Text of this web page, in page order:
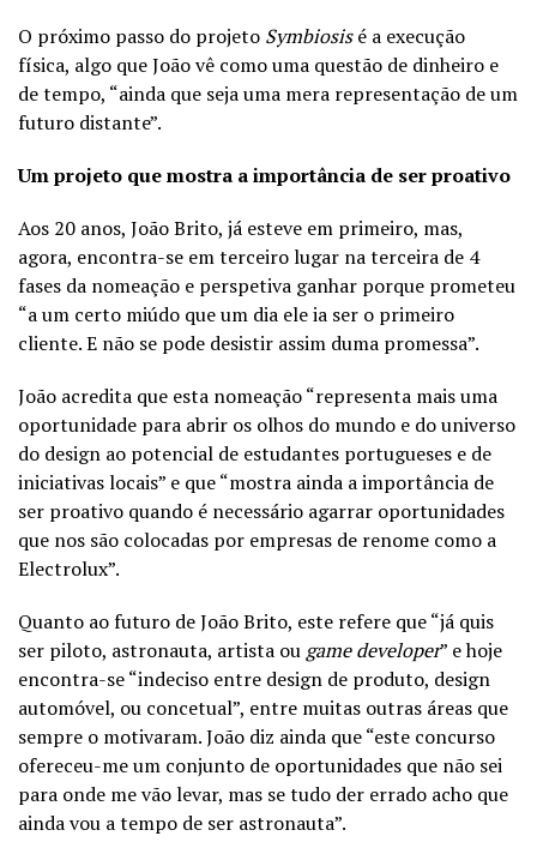
O próximo passo do projeto Symbiosisé a execução
física, algo que João vê como uma questão de dinheiro e
de tempo, “ainda que seja uma mera representação de um
futuro distante”.
Um projeto que mostra a importância de ser proativo
Aos 20 anos, João Brito, já esteve em primeiro, mas,
agora, encontra-se em terceiro lugar na terceira de 4
fases da nomeação e perspetiva ganhar porque prometeu
“a um certo miúdo que um dia ele ia ser o primeiro
cliente. E não se pode desistir assim duma promessa”.
João acredita que esta nomeação “representa mais uma
oportunidade para abrir os olhos do mundo e do universo
do design ao potencial de estudantes portugueses e de
iniciativas locais” e que “mostra ainda a importância de
ser proativo quando é necessário agarrar oportunidades
que nos são colocadas por empresas de renome como a
Electrolux”.
Quanto ao futuro de João Brito, este refere que “já quis
ser piloto, astronauta, artista ou game developer” e hoje
encontra-se “indeciso entre design de produto, design
automóvel, ou concetual”, entre muitas outras áreas que
sempre o motivaram. João diz ainda que “este concurso
ofereceu-me um conjunto de oportunidades que não sei
para onde me vão levar, mas se tudo der errado acho que
ainda vou a tempo de ser astronauta”.